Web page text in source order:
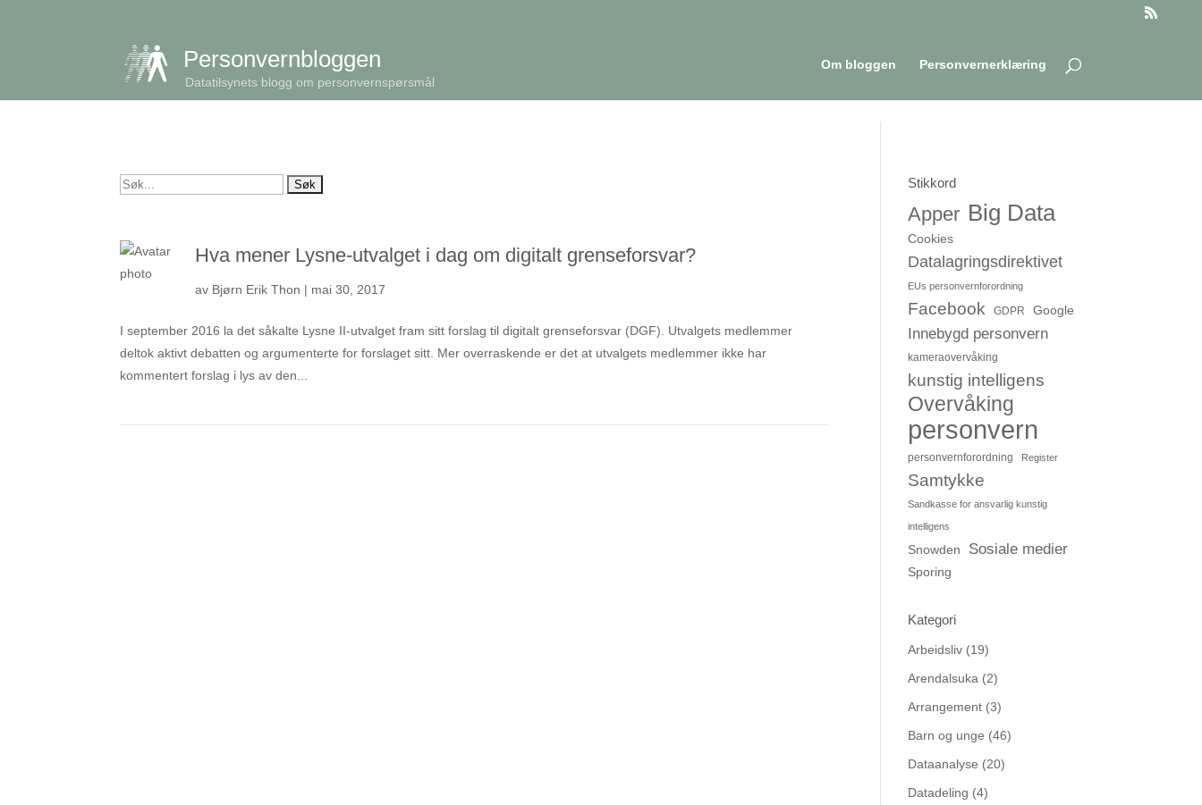
Personvernbloggen
Datatilsynets blogg om personvernspørsmål
Om bloggen Personvernerklæring
Søk
Hva mener Lysne-utvalget i dag om digitalt grenseforsvar?
av Bjørn Erik Thon | mai 30, 2017
I september 2016 la det såkalte Lysne II-utvalget fram sitt forslag til digitalt grenseforsvar (DGF). Utvalgets medlemmer
deltok aktivt debatten og argumenterte for forslaget sitt. Mer overraskende er det at utvalgets medlemmer ikke har
kommentert forslag i lys av den...
Stikkord
Apper Big Data
Cookies
Datalagringsdirektivet
EUs personvernforordning
Facebook GDPR Google
Innebygd personvern
kameraovervåking
kunstig intelligens
Overvåking
personvern
personvernforordning Register
Samtykke
Sandkasse for ansvarlig kunstig
intelligens
Snowden Sosiale medier
Sporing
Kategori
Arbeidsliv (19)
Arendalsuka (2)
Arrangement (3)
Barn og unge (46)
Dataanalyse (20)
Datadeling (4)